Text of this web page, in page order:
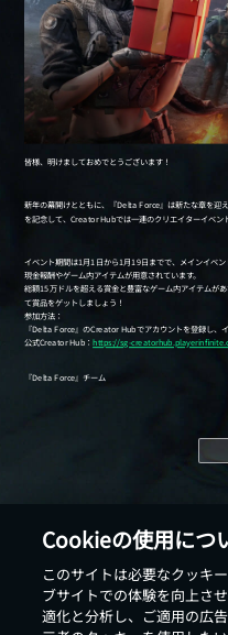
Cookieの使用につ
このサイトは必要なクッキ
ブサイトでの体験を向上さ
適化と分析し、ご適用の広